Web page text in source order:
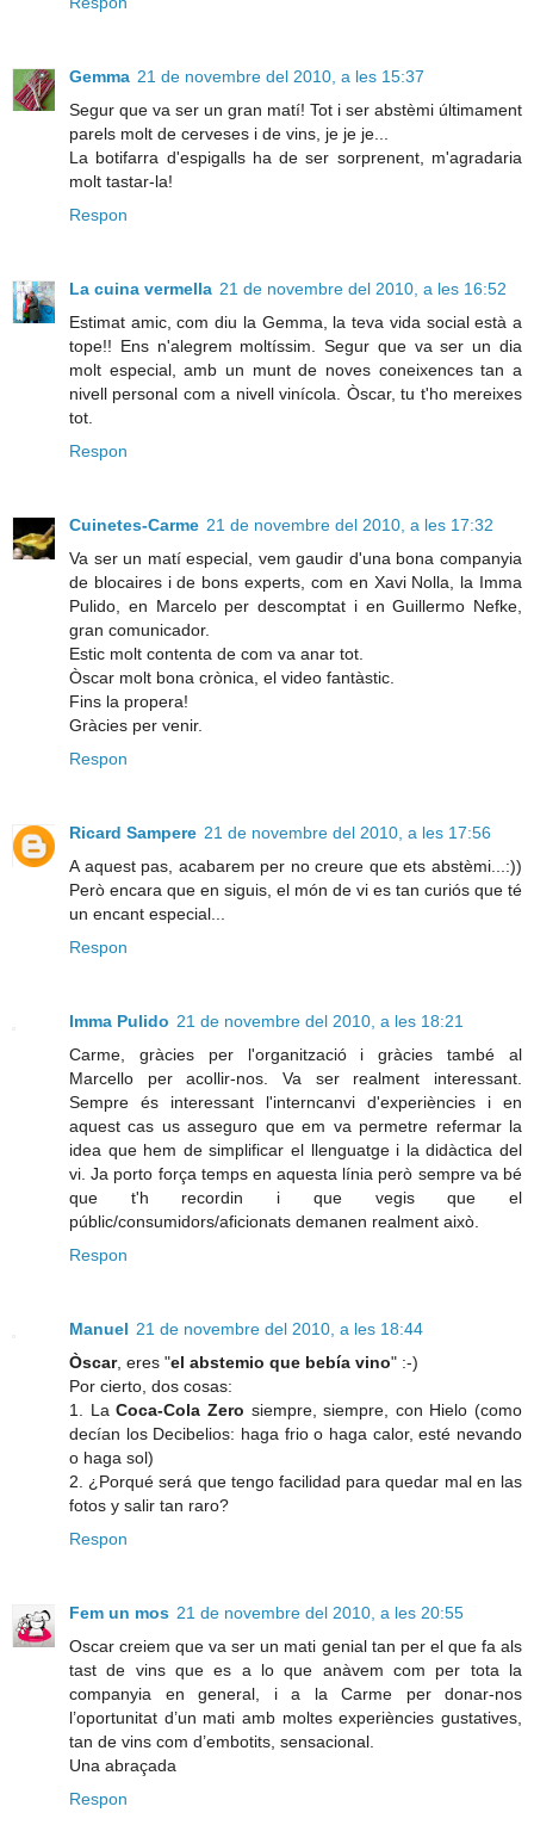
Gemma 21 de novembre del 2010, a les 15:37
Segur que va ser un gran matí! Tot i ser abstèmi últimament
parels molt de cerveses i de vins, je je je...
La botifarra d'espigalls ha de ser sorprenent, m'agradaria
molt tastar-la!
Respon
La cuina vermella 21 de novembre del 2010, a les 16:52
Estimat amic, com diu la Gemma, la teva vida social està a
tope!! Ens n'alegrem moltíssim. Segur que va ser un dia
molt especial, amb un munt de noves coneixences tan a
nivell personal com a nivell vinícola. Òscar, tu t'ho mereixes
tot.
Respon
Cuinetes-Carme 21 de novembre del 2010, a les 17:32
Va ser un matí especial, vem gaudir d'una bona companyia
de blocaires i de bons experts, com en Xavi Nolla, la Imma
Pulido, en Marcelo per descomptat i en Guillermo Nefke,
gran comunicador.
Estic molt contenta de com va anar tot.
Òscar molt bona crònica, el video fantàstic.
Fins la propera!
Gràcies per venir.
Respon
Ricard Sampere 21 de novembre del 2010, a les 17:56
A aquest pas, acabarem per no creure que ets abstèmi...:))
Però encara que en siguis, el món de vi es tan curiós que té
un encant especial...
Respon
Imma Pulido 21 de novembre del 2010, a les 18:21
Carme, gràcies per l'organització i gràcies també al
Marcello per acollir-nos. Va ser realment interessant.
Sempre és interessant l'interncanvi d'experiències i en
aquest cas us asseguro que em va permetre refermar la
idea que hem de simplificar el llenguatge i la didàctica del
vi. Ja porto força temps en aquesta línia però sempre va bé
que t'h recordin i que vegis que el
públic/consumidors/aficionats demanen realment això.
Respon
Manuel 21 de novembre del 2010, a les 18:44
Òscar, eres "el abstemio que bebía vino" :-)
Por cierto, dos cosas:
1. LaCoca-Cola Zero siempre, siempre, con Hielo (como
decían los Decibelios: haga frio o haga calor, esté nevando
o haga sol)
2. ¿Porqué será que tengo facilidad para quedar mal en las
fotos y salir tan raro?
Respon
Fem un mos 21 de novembre del 2010, a les 20:55
Oscar creiem que va ser un mati genial tan per el que fa als
tast de vins que es a lo que anàvem com per tota la
companyia en general, i a la Carme per donar-nos
l’oportunitat d’un mati amb moltes experiències gustatives,
tan de vins com d’embotits, sensacional.
Una abraçada
Respon